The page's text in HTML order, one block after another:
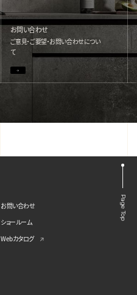
お問い合わせ
ご意見・ご要望・お問い合わせについ
て
Page Top
お問い合わせ
ショールーム
Webカタログ